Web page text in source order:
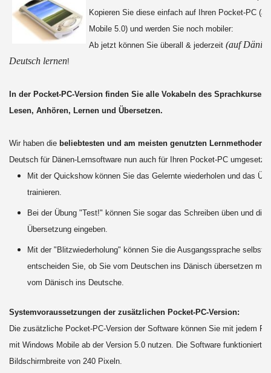
Kopieren Sie diese einfach auf Ihren Pocket-PC
Mobile 5.0) und werden Sie noch mobiler:
Ab jetzt können Sie überall & jederzeit (auf
Deutsch lernen!
In der Pocket-PC-Version finden Sie alle Vokabeln des Sprachkurses
Lesen, Anhören, Lernen und Übersetzen.
Wir haben die beliebtesten und am meisten genutzten Lernmethoden
Deutsch für Dänen-Lernsoftware nun auch für Ihren Pocket-PC umgesetzt:
Mit der Quickshow können Sie das Gelernte wiederholen und das
trainieren.
Bei der Übung "Test!" können Sie sogar das Schreiben üben und die
Übersetzung eingeben.
Mit der "Blitzwiederholung" können Sie die Ausgangssprache selbst
entscheiden Sie, ob Sie vom Deutschen ins Dänisch übersetzen
vom Dänisch ins Deutsche.
Systemvoraussetzungen der zusätzlichen Pocket-PC-Version:
Die zusätzliche Pocket-PC-Version der Software können Sie mit jedem
mit Windows Mobile ab der Version 5.0 nutzen. Die Software funktioniert
Bildschirmbreite von 240 Pixeln.